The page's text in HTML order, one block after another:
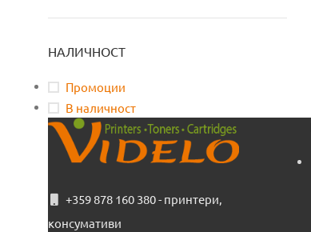
НАЛИЧНОСТ
Промоции
В наличност
+359 878 160 380 - принтери,
консумативи